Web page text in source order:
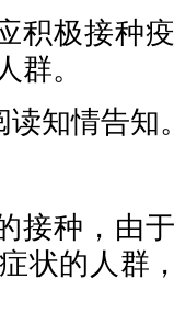
积极接种
群。
读知情告知
接种，由
状的人群